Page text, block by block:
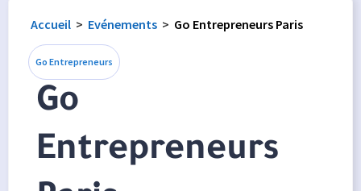
Accueil > Evénements > Go Entrepreneurs Paris
Go Entrepreneurs
Go
Entrepreneurs